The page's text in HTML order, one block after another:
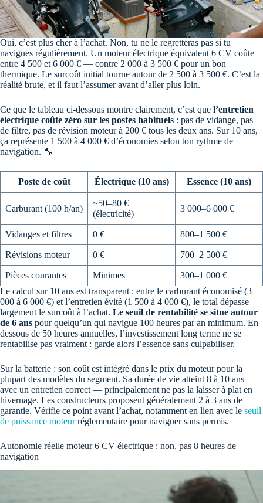
Oui, c’est plus cher à l’achat. Non, tu ne le regretteras pas si tu
navigues régulièrement. Un moteur électrique équivalent 6 CV coûte
entre 4 500 et 6 000 € — contre 2 000 à 3 500 € pour un bon
thermique. Le surcoût initial tourne autour de 2 500 à 3 500 €. C’est la
réalité brute, et il faut l’assumer avant d’aller plus loin.
Ce que le tableau ci-dessous montre clairement, c’est que l’entretien
électrique coûte zéro sur les postes habituels : pas de vidange, pas
de filtre, pas de révision moteur à 200 € tous les deux ans. Sur 10 ans,
ça représente 1 500 à 4 000 € d’économies selon ton rythme de
navigation. 🔧
Poste de coût Électrique (10 ans) Essence (10 ans)
Carburant (100 h/an)
~50–80 €
(électricité)
3 000–6 000 €
Vidanges et filtres 0 € 800–1 500 €
Révisions moteur 0 € 700–2 500 €
Pièces courantes Minimes
300–1 000 €
Le calcul sur 10 ans est transparent : entre le carburant économisé (3
000 à 6 000 €) et l’entretien évité (1 500 à 4 000 €), le total dépasse
largement le surcoût à l’achat. Le seuil de rentabilité se situe autour
de 6 ans pour quelqu’un qui navigue 100 heures par an minimum. En
dessous de 50 heures annuelles, l’investissement long terme ne se
rentabilise pas vraiment : garde alors l’essence sans culpabiliser.
Sur la batterie : son coût est intégré dans le prix du moteur pour la
plupart des modèles du segment. Sa durée de vie atteint 8 à 10 ans
avec un entretien correct — principalement ne pas la laisser à plat en
hivernage. Les constructeurs proposent généralement 2 à 3 ans de
garantie. Vérifie ce point avant l’achat, notamment en lien avec le seuil
de puissance moteurréglementaire pour naviguer sans permis.
Autonomie réelle moteur 6 CV électrique : non, pas 8 heures de
navigation